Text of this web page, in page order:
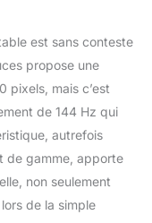
plus
Le ASUS
arbore un
robuste en
Black,
du
Les
est sans conteste
propose une
pixels, mais c’est
de 144 Hz qui
autrefois
de gamme, apporte
non seulement
de la simple